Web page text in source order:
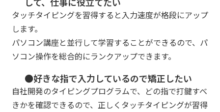
タッチタイピングを習得すると入力速度が格段にアップ
します。
パソコン講座と並行して学習することができるので、パ
ソコン操作を総合的にランクアップできます。
●好きな指で入力しているので矯正したい
自社開発のタイピングプログラムで、どの指で打鍵すべ
きかを確認できるので、正しくタッチタイピングが習得